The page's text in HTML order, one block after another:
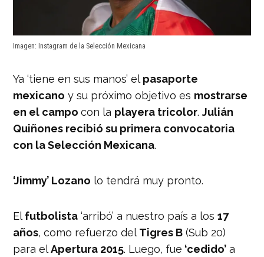
Imagen: Instagram de la Selección Mexicana
Ya ‘tiene en sus manos’ el pasaporte
mexicano y su próximo objetivo es mostrarse
en el campocon la playera tricolor.Julián
Quiñones recibió su primera convocatoria
con la Selección Mexicana.
‘Jimmy’ Lozano lo tendrá muy pronto.
El futbolista ‘arribó’ a nuestro país a los17
años, como refuerzo del Tigres B (Sub 20)
para elApertura 2015. Luego, fue ‘cedido’ a